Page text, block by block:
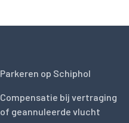
Parkeren op Schiphol
Compensatie bij vertraging
of geannuleerde vlucht